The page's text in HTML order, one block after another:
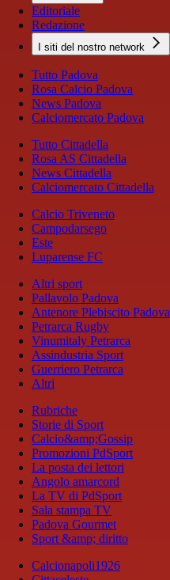
Editoriale
Redazione
I siti del nostro network
Tutto Padova
Rosa Calcio Padova
News Padova
Calciomercato Padova
Tutto Cittadella
Rosa AS Cittadella
News Cittadella
Calciomercato Cittadella
Calcio Triveneto
Campodarsego
Este
Luparense FC
Altri sport
Pallavolo Padova
Antenore Plebiscito Padova
Petrarca Rugby
Vinumitaly Petrarca
Assindustria Sport
Guerriero Petrarca
Altri
Rubriche
Storie di Sport
Calcio&amp;Gossip
Promozioni PdSport
La posta dei lettori
Angolo amarcord
La TV di PdSport
Sala stampa TV
Padova Gourmet
Sport &amp; diritto
Calcionapoli1926